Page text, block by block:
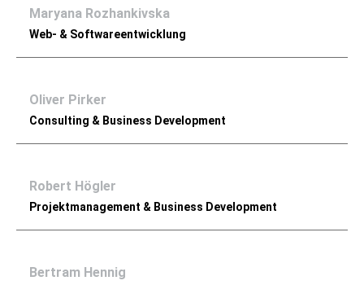
Maryana Rozhankivska
Web- & Softwareentwicklung
Oliver Pirker
Consulting & Business Development
Robert Högler
Projektmanagement & Business Development
Bertram Hennig